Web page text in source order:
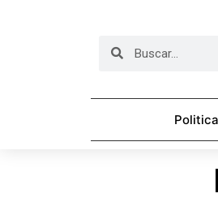
Politica